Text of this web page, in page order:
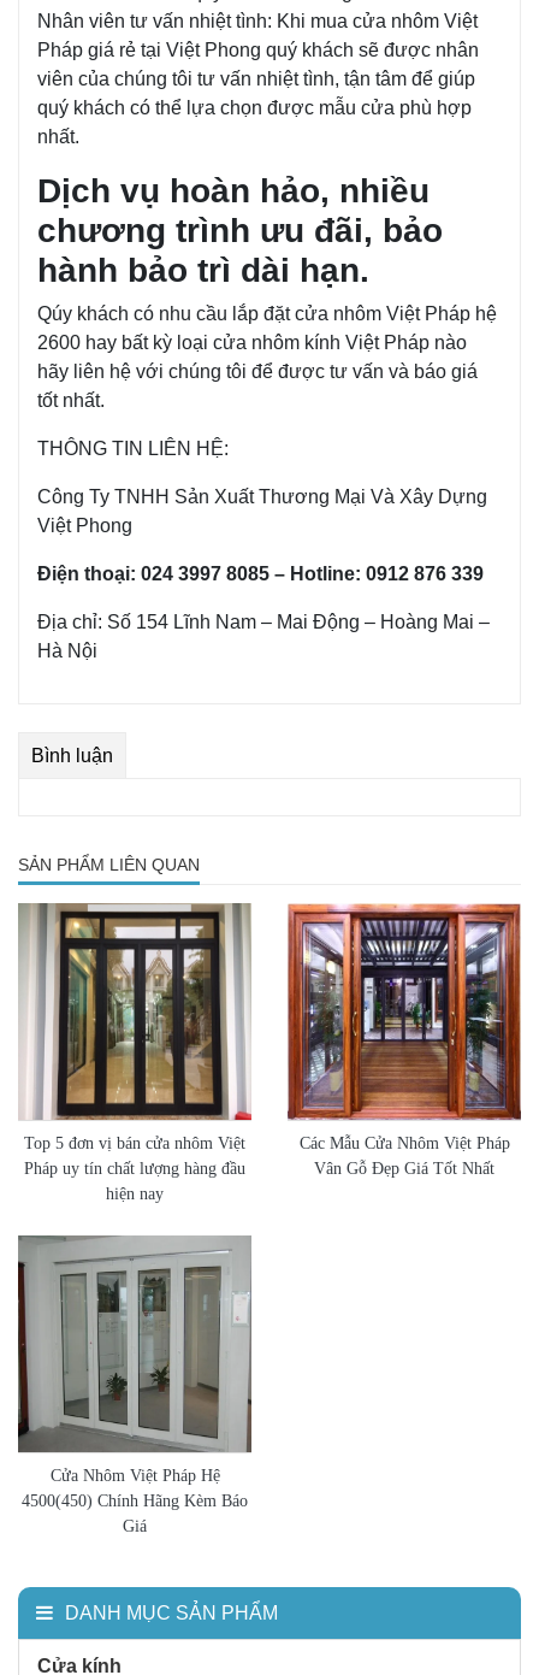
DANH MỤC SẢN PHẨM
Cửa kính
Nhân viên tư vấn nhiệt tình: Khi mua cửa nhôm Việt
Pháp giá rẻ tại Việt Phong quý khách sẽ được nhân
viên của chúng tôi tư vấn nhiệt tình, tận tâm để giúp
quý khách có thể lựa chọn được mẫu cửa phù hợp
nhất.
Dịch vụ hoàn hảo, nhiều
chương trình ưu đãi, bảo
hành bảo trì dài hạn.
Qúy khách có nhu cầu lắp đặt cửa nhôm Việt Pháp hệ
2600 hay bất kỳ loại cửa nhôm kính Việt Pháp nào
hãy liên hệ với chúng tôi để được tư vấn và báo giá
tốt nhất.
THÔNG TIN LIÊN HỆ:
Công Ty TNHH Sản Xuất Thương Mại Và Xây Dựng
Việt Phong
Điện thoại: 024 3997 8085 – Hotline: 0912 876 339
Địa chỉ: Số 154 Lĩnh Nam – Mai Động – Hoàng Mai –
Hà Nội
Bình luận
SẢN PHẨM LIÊN QUAN
Top 5 đơn vị bán cửa nhôm Việt
Pháp uy tín chất lượng hàng đầu
hiện nay
Các Mẫu Cửa Nhôm Việt Pháp
Vân Gỗ Đẹp Giá Tốt Nhất
Cửa Nhôm Việt Pháp Hệ
4500(450) Chính Hãng Kèm Báo
Giá